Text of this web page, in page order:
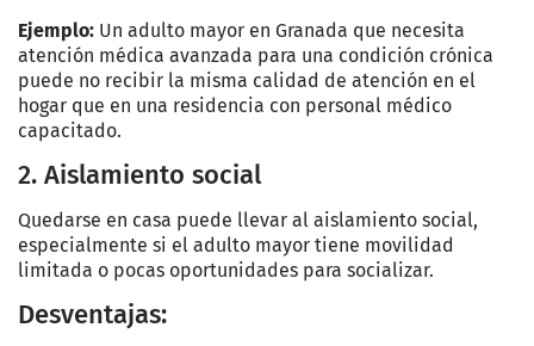
Ejemplo: Un adulto mayor en Granada que necesita
atención médica avanzada para una condición crónica
puede no recibir la misma calidad de atención en el
hogar que en una residencia con personal médico
capacitado.
2. Aislamiento social
Quedarse en casa puede llevar al aislamiento social,
especialmente si el adulto mayor tiene movilidad
limitada o pocas oportunidades para socializar.
Desventajas: